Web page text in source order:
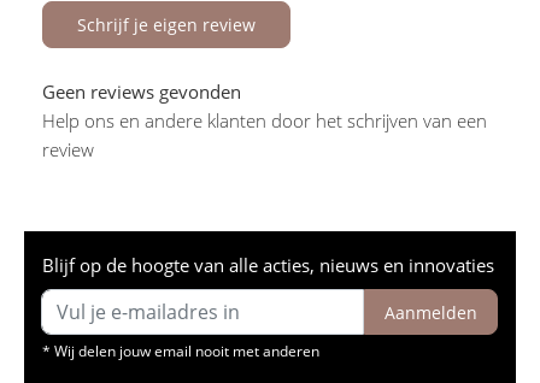
Schrijf je eigen review
Geen reviews gevonden
Help ons en andere klanten door het schrijven van een
review
Blijf op de hoogte van alle acties, nieuws en innovaties
Aanmelden
* Wij delen jouw email nooit met anderen